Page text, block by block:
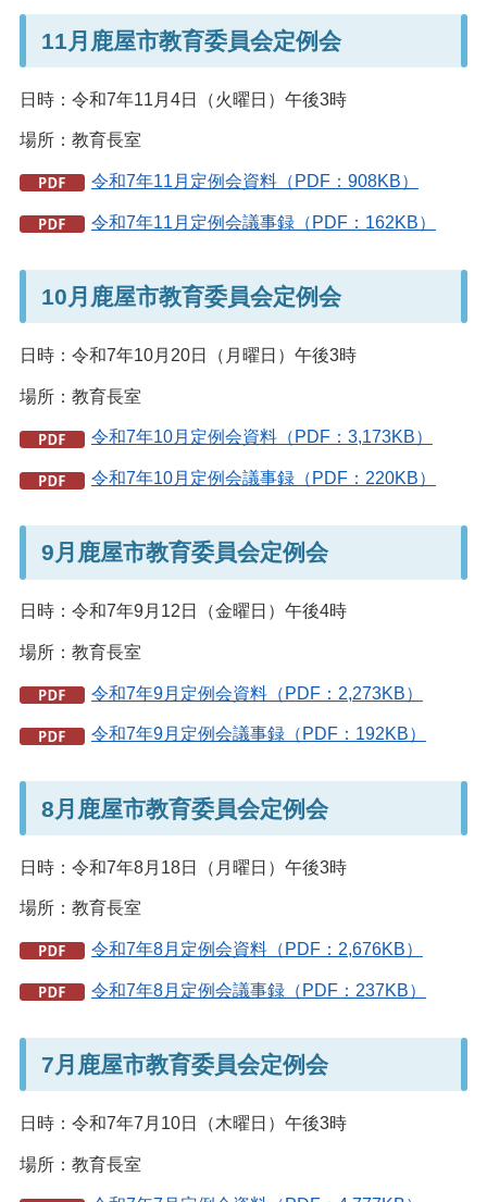
11月鹿屋市教育委員会定例会
日時：令和7年11月4日（火曜日）午後3時
場所：教育長室
令和7年11月定例会資料（PDF：908KB）
令和7年11月定例会議事録（PDF：162KB）
10月鹿屋市教育委員会定例会
日時：令和7年10月20日（月曜日）午後3時
場所：教育長室
令和7年10月定例会資料（PDF：3,173KB）
令和7年10月定例会議事録（PDF：220KB）
9月鹿屋市教育委員会定例会
日時：令和7年9月12日（金曜日）午後4時
場所：教育長室
令和7年9月定例会資料（PDF：2,273KB）
令和7年9月定例会議事録（PDF：192KB）
8月鹿屋市教育委員会定例会
日時：令和7年8月18日（月曜日）午後3時
場所：教育長室
令和7年8月定例会資料（PDF：2,676KB）
令和7年8月定例会議事録（PDF：237KB）
7月鹿屋市教育委員会定例会
日時：令和7年7月10日（木曜日）午後3時
場所：教育長室